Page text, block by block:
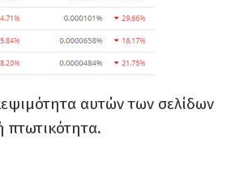
αυτών των σελίδων
πτωτικότητα.